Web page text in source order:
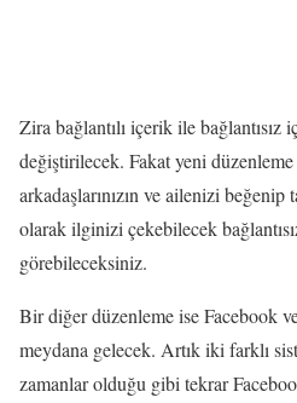
Zira bağlantılı içerik ile bağlantısız
değiştirilecek. Fakat yeni düzenleme
arkadaşlarınızın ve ailenizi
olarak ilginizi çekebilecek
görebileceksiniz.
Bir diğer düzenleme ise Facebook
meydana gelecek. Artık iki farklı
zamanlar olduğu gibi tekrar